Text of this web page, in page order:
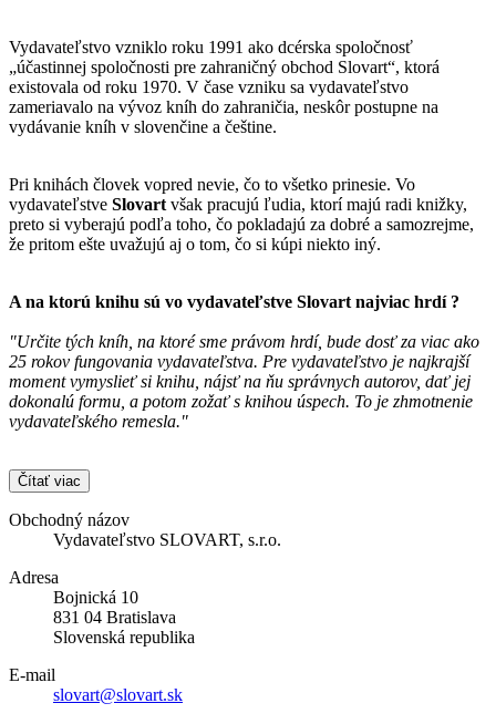
Vydavateľstvo vzniklo roku 1991 ako dcérska spoločnosť
„účastinnej spoločnosti pre zahraničný obchod Slovart“, ktorá
existovala od roku 1970. V čase vzniku sa vydavateľstvo
zameriavalo na vývoz kníh do zahraničia, neskôr postupne na
vydávanie kníh v slovenčine a češtine.
Pri knihách človek vopred nevie, čo to všetko prinesie. Vo
vydavateľstve Slovart však pracujú ľudia, ktorí majú radi knižky,
preto si vyberajú podľa toho, čo pokladajú za dobré a samozrejme,
že pritom ešte uvažujú aj o tom, čo si kúpi niekto iný.
A na ktorú knihu sú vo vydavateľstve Slovart najviac hrdí ?
"Určite tých kníh, na ktoré sme právom hrdí, bude dosť za viac ako
25 rokov fungovania vydavateľstva. Pre vydavateľstvo je najkrajší
moment vymyslieť si knihu, nájsť na ňu správnych autorov, dať jej
dokonalú formu, a potom zožať s knihou úspech. To je zhmotnenie
vydavateľského remesla."
Čítať viac
Obchodný názov
Vydavateľstvo SLOVART, s.r.o.
Adresa
Bojnická 10
831 04 Bratislava
Slovenská republika
E-mail
slovart@slovart.sk